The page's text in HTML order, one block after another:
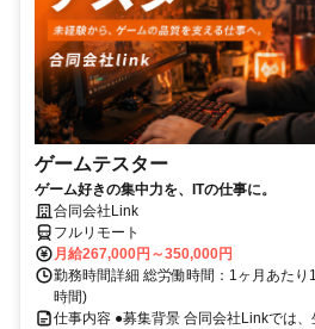
ゲームテスター
ゲーム好きの集中力を、ITの仕事に。
合同会社Link
フルリモート
月給267,000円～350,000円
勤務時間詳細 総労働時間：1ヶ月あた
時間)
仕事内容 ●募集背景 合同会社Linkでは